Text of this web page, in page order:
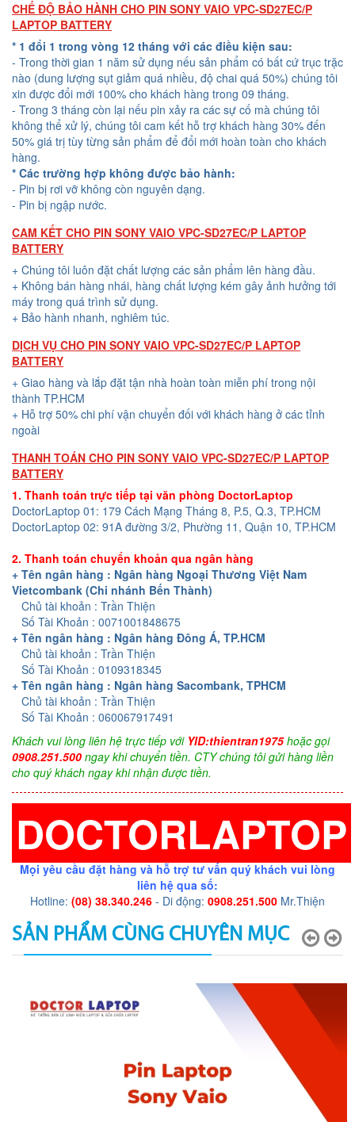
CHẾ ĐỘ BẢO HÀNH CHO PIN SONY VAIO VPC-SD27EC/P
LAPTOP BATTERY
* 1 đổi 1 trong vòng 12 tháng với các điều kiện sau:
- Trong thời gian 1 năm sử dụng nếu sản phẩm có bất cứ trục trặc
nào (dung lượng sụt giảm quá nhiều, độ chai quá 50%) chúng tôi
xin được đổi mới 100% cho khách hàng trong 09 tháng.
- Trong 3 tháng còn lại nếu pin xảy ra các sự cố mà chúng tôi
không thể xử lý, chúng tôi cam kết hỗ trợ khách hàng 30% đến
50% giá trị tùy từng sản phẩm để đổi mới hoàn toàn cho khách
hàng.
* Các trường hợp không được bảo hành:
- Pin bị rơi vỡ không còn nguyên dạng.
- Pin bị ngập nước.
CAM KẾT CHO PIN SONY VAIO VPC-SD27EC/P LAPTOP
BATTERY
+ Chúng tôi luôn đặt chất lượng các sản phẩm lên hàng đầu.
+ Không bán hàng nhái, hàng chất lượng kém gây ảnh hưởng tới
máy trong quá trình sử dụng.
+ Bảo hành nhanh, nghiêm túc.
DỊCH VỤ CHO PIN SONY VAIO VPC-SD27EC/P LAPTOP
BATTERY
+ Giao hàng và lắp đặt tận nhà hoàn toàn miễn phí trong nội
thành TP.HCM
+ Hỗ trợ 50% chi phí vận chuyển đối với khách hàng ở các tỉnh
ngoài
THANH TOÁN CHO PIN SONY VAIO VPC-SD27EC/P LAPTOP
BATTERY
1. Thanh toán trực tiếp tại văn phòng DoctorLaptop
DoctorLaptop 01: 179 Cách Mạng Tháng 8, P.5, Q.3, TP.HCM
DoctorLaptop 02: 91A đường 3/2, Phường 11, Quận 10, TP.HCM
2. Thanh toán chuyển khoản qua ngân hàng
+ Tên ngân hàng : Ngân hàng Ngoại Thương Việt Nam
Vietcombank (Chi nhánh Bến Thành)
Chủ tài khoản : Trần Thiện
Số Tài Khoản : 0071001848675
+ Tên ngân hàng : Ngân hàng Đông Á, TP.HCM
Chủ tài khoản : Trần Thiện
Số Tài Khoản : 0109318345
+ Tên ngân hàng : Ngân hàng Sacombank, TPHCM
Chủ tài khoản : Trần Thiện
Số Tài Khoản : 060067917491
Khách vui lòng liên hệ trực tiếp với YID:thientran1975hoặc gọi
0908.251.500 ngay khi chuyển tiền. CTY chúng tôi gửi hàng liền
cho quý khách ngay khi nhận được tiền.
DOCTORLAPTOP
Mọi yêu cầu đặt hàng và hỗ trợ tư vấn quý khách vui lòng
liên hệ qua số:
Hotline: (08) 38.340.246 - Di động: 0908.251.500 Mr.Thiện
SẢN PHẨM CÙNG CHUYÊN MỤC